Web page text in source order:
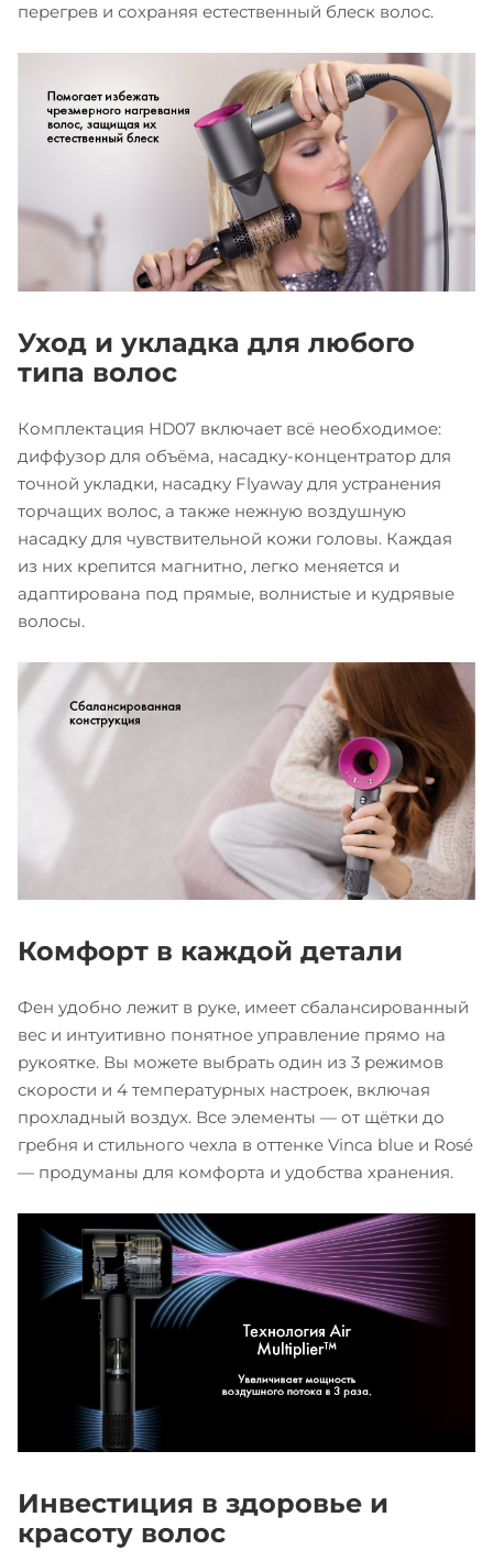
перегрев и сохраняя естественный блеск волос.
Уход и укладка для любого
типа волос
Комплектация HD07 включает всё необходимое:
диффузор для объёма, насадку-концентратор для
точной укладки, насадку Flyaway для устранения
торчащих волос, а также нежную воздушную
насадку для чувствительной кожи головы. Каждая
из них крепится магнитно, легко меняется и
адаптирована под прямые, волнистые и кудрявые
волосы.
Комфорт в каждой детали
Фен удобно лежит в руке, имеет сбалансированный
вес и интуитивно понятное управление прямо на
рукоятке. Вы можете выбрать один из 3 режимов
скорости и 4 температурных настроек, включая
прохладный воздух. Все элементы — от щётки до
гребня и стильного чехла в оттенке Vinca blue и Rosé
— продуманы для комфорта и удобства хранения.
Инвестиция в здоровье и
красоту волос